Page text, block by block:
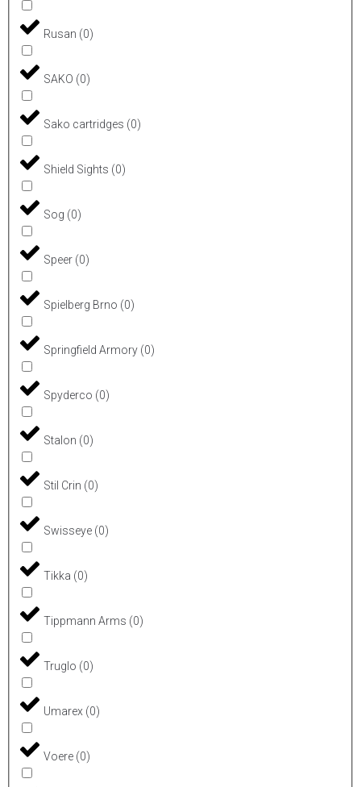
Rusan (0)
SAKO (0)
Sako cartridges (0)
Shield Sights (0)
Sog (0)
Speer (0)
Spielberg Brno (0)
Springfield Armory (0)
Spyderco (0)
Stalon (0)
Stil Crin (0)
Swisseye (0)
Tikka (0)
Tippmann Arms (0)
Truglo (0)
Umarex (0)
Voere (0)